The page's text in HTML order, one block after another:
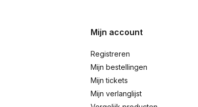
Mijn account
Registreren
Mijn bestellingen
Mijn tickets
Mijn verlanglijst